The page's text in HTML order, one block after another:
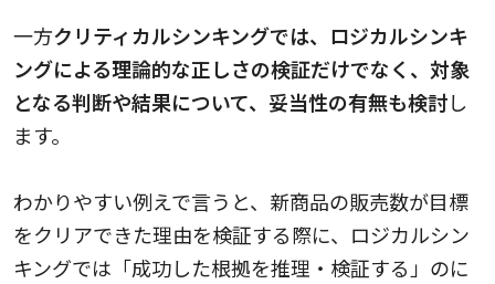
一方クリティカルシンキングでは、ロジカルシンキ
ングによる理論的な正しさの検証だけでなく、対象
となる判断や結果について、妥当性の有無も検討し
ます。
わかりやすい例えで言うと、新商品の販売数が目標
をクリアできた理由を検証する際に、ロジカルシン
キングでは 「成功した根拠を推理・検証する」のに